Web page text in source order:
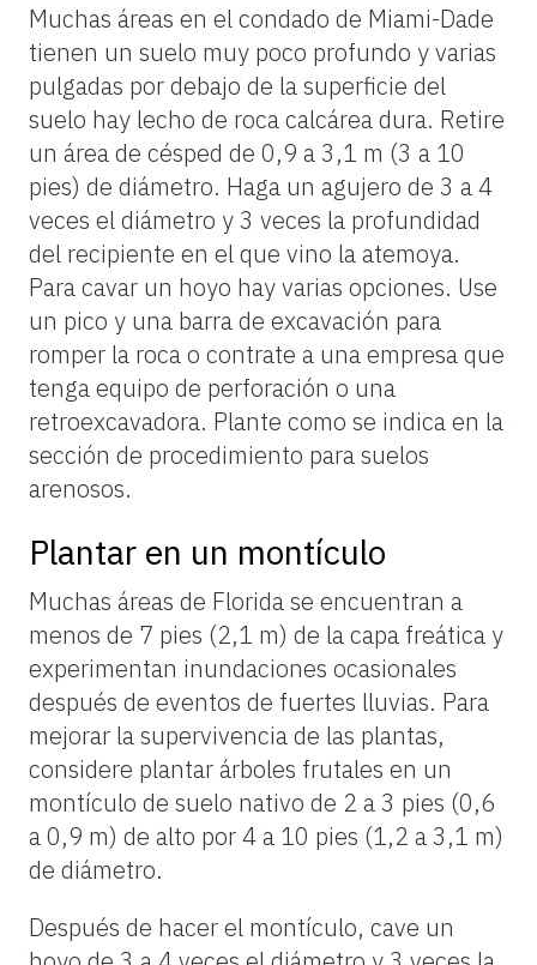
Muchas áreas en el condado de Miami-Dade
tienen un suelo muy poco profundo y varias
pulgadas por debajo de la superficie del
suelo hay lecho de roca calcárea dura. Retire
un área de césped de 0,9 a 3,1 m (3 a 10
pies) de diámetro. Haga un agujero de 3 a 4
veces el diámetro y 3 veces la profundidad
del recipiente en el que vino la atemoya.
Para cavar un hoyo hay varias opciones. Use
un pico y una barra de excavación para
romper la roca o contrate a una empresa que
tenga equipo de perforación o una
retroexcavadora. Plante como se indica en la
sección de procedimiento para suelos
arenosos.
Plantar en un montículo
Muchas áreas de Florida se encuentran a
menos de 7 pies (2,1 m) de la capa freática y
experimentan inundaciones ocasionales
después de eventos de fuertes lluvias. Para
mejorar la supervivencia de las plantas,
considere plantar árboles frutales en un
montículo de suelo nativo de 2 a 3 pies (0,6
a 0,9 m) de alto por 4 a 10 pies (1,2 a 3,1 m)
de diámetro.
Después de hacer el montículo, cave un